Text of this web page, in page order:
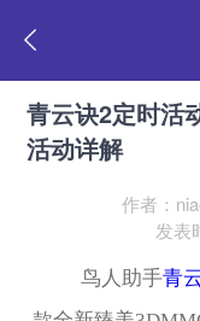
青云诀2定时活
活动详解
作者：
发表
鸟人助手青